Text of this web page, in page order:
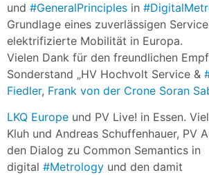
und #GeneralPrinciples in
Grundlage eines zuverlässigen
elektrifizierte Mobilität in Europa.
Vielen Dank für den freundlichen
Sonderstand „HV Hochvolt Service &
Fiedler, Frank von der Crone Soran
LKQ Europe und PV Live! in Essen.
Kluh und Andreas Schuffenhauer, PV
den Dialog zu Common Semantics in
digital #Metrology und den damit